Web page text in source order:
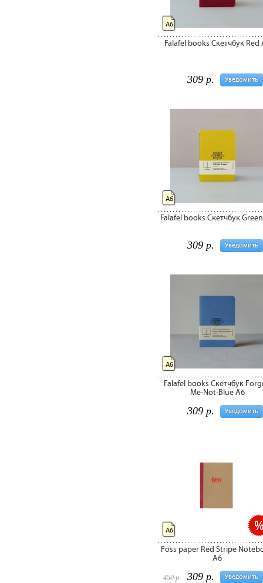
Falafel books Скетчбук Red
Уведомить
309 р.
А6
Falafel books Скетчбук
Уведомить
309 р.
А6
Falafel books Скетчбук
Me-Not-Blue A6
Уведомить
309 р.
А6
Foss paper Red Stripe
A6
Уведомить
450 р. 309 р.
А6